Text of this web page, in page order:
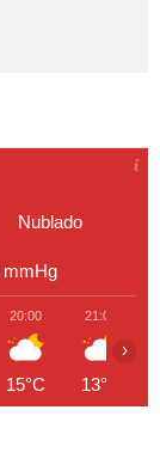
Nublado
mmHg
20:00
15°C
21:00
13°C
›